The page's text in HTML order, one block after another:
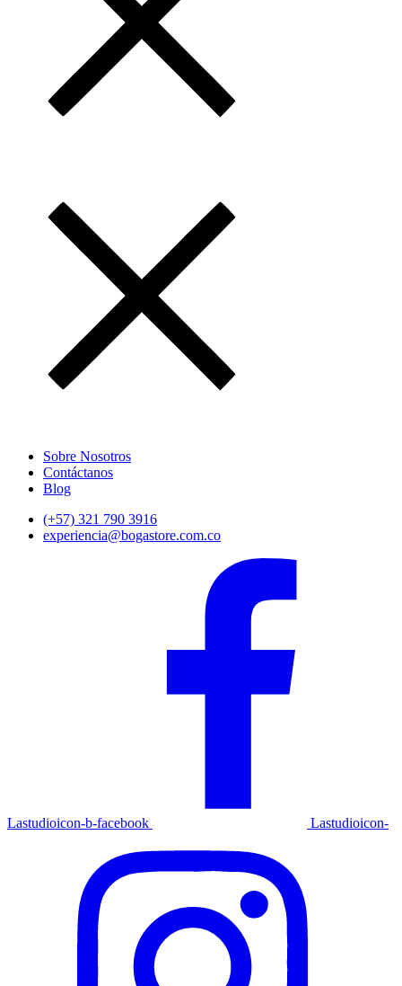
Sobre Nosotros
Contáctanos
Blog
(+57) 321 790 3916
experiencia@bogastore.com.co
Lastudioicon-b-facebook Lastudioicon-